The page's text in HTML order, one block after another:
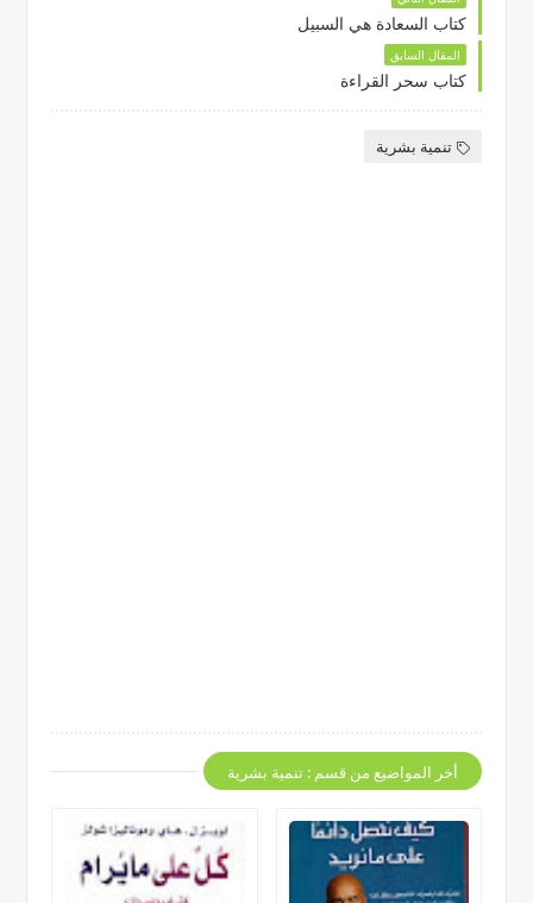
كتاب السعادة هي السبيل
المقال السابق
كتاب سحر القراءة
تنمية بشرية
أخر المواضيع من قسم : تنمية بشرية